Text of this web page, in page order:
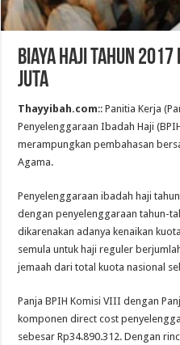
Biaya Haji Tahun
juta
Thayyibah.com:: Panitia Kerja
Penyelenggaraan Ibadah Haji
merampungkan pembahasan
Agama.
Penyelenggaraan ibadah haji
dengan penyelenggaraan tahun-
dikarenakan adanya kenaikan
semula untuk haji reguler
jemaah dari total kuota nasional
Panja BPIH Komisi VIII dengan
komponen direct cost
sebesar Rp34.890.312. Dengan